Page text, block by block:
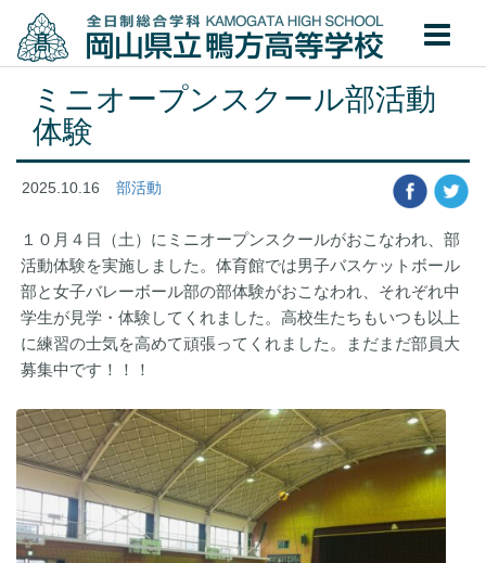
ミニオープンスクール部活動
体験
2025.10.16 部活動
１０月４日（土）にミニオープンスクールがおこなわれ、部
活動体験を実施しました。体育館では男子バスケットボール
部と女子バレーボール部の部体験がおこなわれ、それぞれ中
学生が見学・体験してくれました。高校生たちもいつも以上
に練習の士気を高めて頑張ってくれました。まだまだ部員大
募集中です！！！